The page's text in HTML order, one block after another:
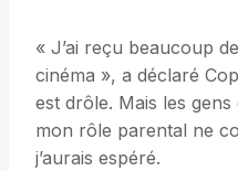
« J’ai reçu beaucoup
cinéma », a déclaré
est drôle. Mais les
mon rôle parental ne
j’aurais espéré.